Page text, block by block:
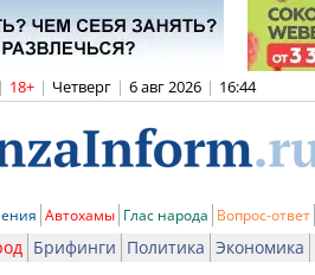
| 18+ | Четверг | 6 авг 2026 | 16:44
Автохамы Глас народа Вопрос-ответ
Брифинги Политика Экономика